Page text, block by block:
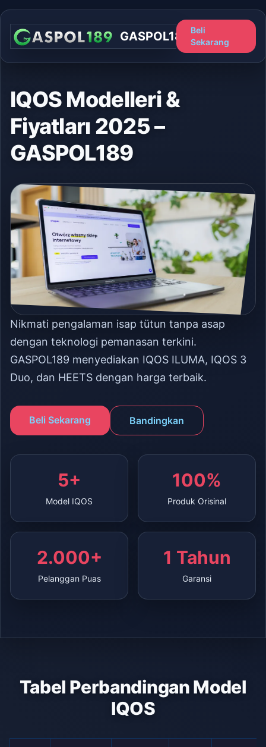
GASPOL189
Beli
Sekarang
IQOS Modelleri &
Fiyatları 2025 –
GASPOL189
Nikmati pengalaman isap tütun tanpa asap
dengan teknologi pemanasan terkini.
GASPOL189 menyediakan IQOS ILUMA, IQOS 3
Duo, dan HEETS dengan harga terbaik.
Beli Sekarang Bandingkan
5+
Model IQOS
100%
Produk Orisinal
2.000+
Pelanggan Puas
1 Tahun
Garansi
Tabel Perbandingan Model
IQOS